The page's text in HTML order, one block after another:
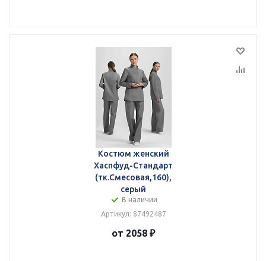
Костюм женский
Хаспфуд-Стандарт
(тк.Смесовая,160),
серый
В наличии
Артикул: 87492487
от 2058 ₽